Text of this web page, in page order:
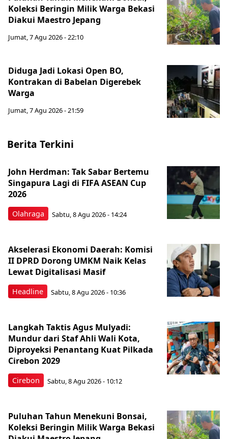
Koleksi Beringin Milik Warga Bekasi
Diakui Maestro Jepang
Jumat, 7 Agu 2026 - 22:10
Diduga Jadi Lokasi Open BO,
Kontrakan di Babelan Digerebek
Warga
Jumat, 7 Agu 2026 - 21:59
Berita Terkini
Olahraga
John Herdman: Tak Sabar Bertemu
Singapura Lagi di FIFA ASEAN Cup
2026
Sabtu, 8 Agu 2026 - 14:24
Headline
Akselerasi Ekonomi Daerah: Komisi
II DPRD Dorong UMKM Naik Kelas
Lewat Digitalisasi Masif
Sabtu, 8 Agu 2026 - 10:36
Cirebon
Langkah Taktis Agus Mulyadi:
Mundur dari Staf Ahli Wali Kota,
Diproyeksi Penantang Kuat Pilkada
Cirebon 2029
Sabtu, 8 Agu 2026 - 10:12
Puluhan Tahun Menekuni Bonsai,
Koleksi Beringin Milik Warga Bekasi